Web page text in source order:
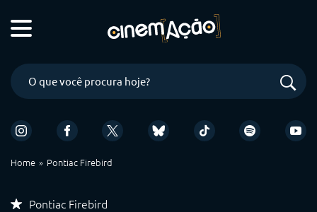
Home Pontiac Firebird
Pontiac Firebird